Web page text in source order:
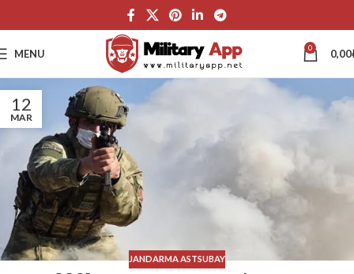
MENU 0 0,00
12
MAR
JANDARMA ASTSUBAY